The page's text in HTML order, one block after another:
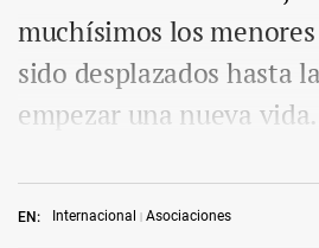
EN: Internacional Asociaciones
muchísimos los
sido desplazados hasta
empezar una nueva vida.